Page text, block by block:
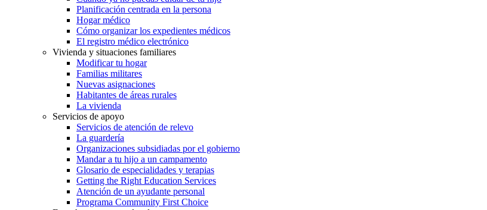
Planificación centrada en la persona
Hogar médico
Cómo organizar los expedientes médicos
El registro médico electrónico
Vivienda y situaciones familiares
Modificar tu hogar
Familias militares
Nuevas asignaciones
Habitantes de áreas rurales
La vivienda
Servicios de apoyo
Servicios de atención de relevo
La guardería
Organizaciones subsidiadas por el gobierno
Mandar a tu hijo a un campamento
Glosario de especialidades y terapias
Getting the Right Education Services
Atención de un ayudante personal
Programa Community First Choice